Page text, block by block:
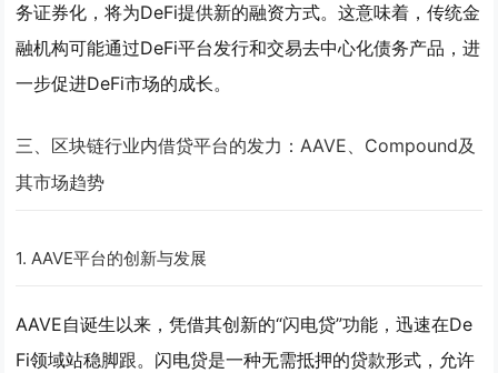
务证券化，将为DeFi提供新的融资方式。这意味着，传统金
融机构可能通过DeFi平台发行和交易去中心化债务产品，进
一步促进DeFi市场的成长。
三、区块链行业内借贷平台的发力：AAVE、Compound及
其市场趋势
1.AAVE平台的创新与发展
AAVE自诞生以来，凭借其创新的“闪电贷”功能，迅速在De
Fi领域站稳脚跟。闪电贷是一种无需抵押的贷款形式，允许